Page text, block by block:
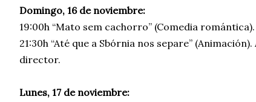
Domingo, 16 de noviembre:
19:00h “Mato sem cachorro” (Comedia
21:30h “Até que a Sbórnia nos separe”
director.
Lunes, 17 de noviembre: